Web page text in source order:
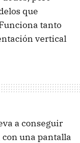
que
tanto
vertical
a conseguir
una pantalla